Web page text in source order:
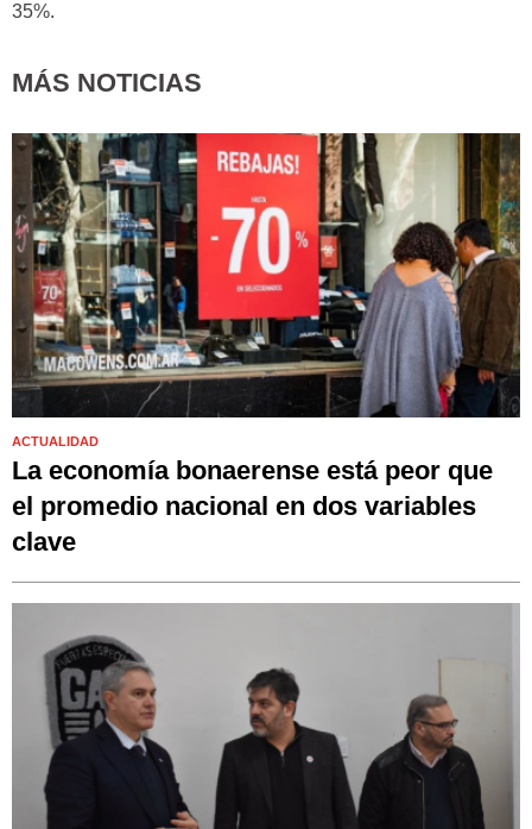
35%.
MÁS NOTICIAS
ACTUALIDAD
La economía bonaerense está peor que
el promedio nacional en dos variables
clave